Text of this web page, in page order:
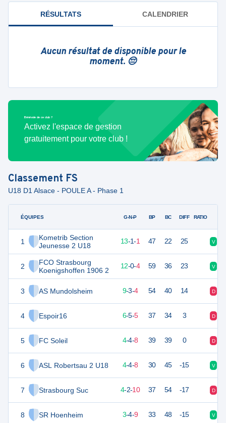
RÉSULTATS CALENDRIER
Aucun résultat de disponible pour le
moment. 😔
Bénévole de ce club ?
Activez l'espace de gestion
gratuitement pour votre club !
Classement FS
U18 D1 Alsace - POULE A - Phase 1
ÉQUIPES
1
Kometrib Section
Jeunesse 2 U18
2
FCO Strasbourg
Koenigshoffen 1906 2
3 AS Mundolsheim
4 Espoir16
5 FC Soleil
6 ASL Robertsau 2 U18
7 Strasbourg Suc
8 SR Hoenheim
G-N-P BP BC DIFF RATIO
39 13-1-1 47 22 25 V
36 16 12-0-4 59 36 23 V
30 9-3-4 54 40 14 D
6-5-5 37 34 3 D
4-4-8 39 39 0 D
15 16 4-4-8 30 45 -15 V
4-2-10 37 54 -17 D
3-4-9 33 48 -15 V